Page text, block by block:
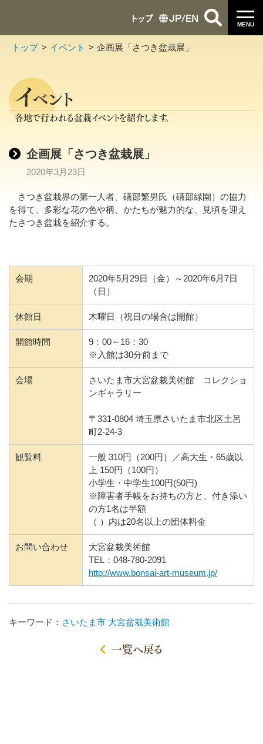
MENU
トップ JP/EN
トップ イベント 企画展「さつき盆栽展」
イベント
各地で行われる盆栽イベントを紹介します。
企画展「さつき盆栽展」
2020年3月23日
さつき盆栽界の第一人者、礒部繁男氏（礒部緑園）の協力
を得て、多彩な花の色や柄、かたちが魅力的な、見頃を迎え
たさつき盆栽を紹介する。
会期
2020年5月29日（金）～2020年6月7日
（日）
休館日 木曜日（祝日の場合は開館）
開館時間
9：00～16：30
※入館は30分前まで
会場
さいたま市大宮盆栽美術館 コレクショ
ンギャラリー
〒331-0804 埼玉県さいたま市北区土呂
町2-24-3
観覧料
一般 310円（200円）／高大生・65歳以
上 150円（100円）
小学生・中学生100円(50円)
※障害者手帳をお持ちの方と、付き添い
の方1名は半額
（ ）内は20名以上の団体料金
お問い合わせ
大宮盆栽美術館
TEL：048-780-2091
http://www.bonsai-art-museum.jp/
キーワード： さいたま市 大宮盆栽美術館
一覧へ戻る